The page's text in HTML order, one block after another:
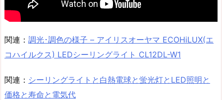
関連： 調光･調色の様子 – アイリスオーヤマ ECOHiLUX(エ
コハイルクス) LEDシーリングライト CL12DL-W1
関連： シーリングライトと白熱電球と蛍光灯とLED照明と
価格と寿命と電気代